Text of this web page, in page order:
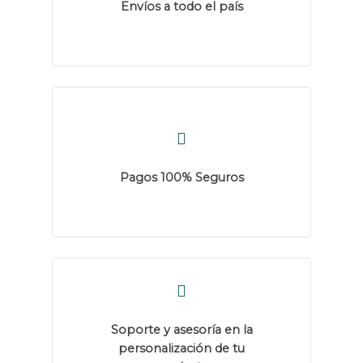
Envíos a todo el país
Pagos 100% Seguros
Soporte y asesoría en la
personalización de tu